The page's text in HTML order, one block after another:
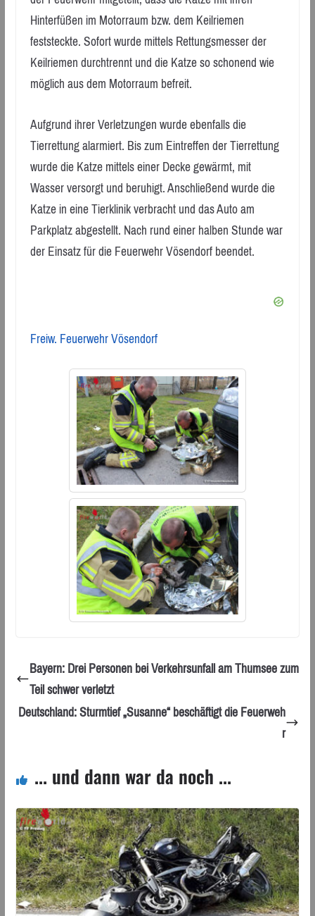
Hinterfüßen im Motorraum bzw. dem Keilriemen
feststeckte. Sofort wurde mittels Rettungsmesser der
Keilriemen durchtrennt und die Katze so schonend wie
möglich aus dem Motorraum befreit.
Aufgrund ihrer Verletzungen wurde ebenfalls die
Tierrettung alarmiert. Bis zum Eintreffen der Tierrettung
wurde die Katze mittels einer Decke gewärmt, mit
Wasser versorgt und beruhigt. Anschließend wurde die
Katze in eine Tierklinik verbracht und das Auto am
Parkplatz abgestellt. Nach rund einer halben Stunde war
der Einsatz für die Feuerwehr Vösendorf beendet.
Freiw. Feuerwehr Vösendorf
Bayern: Drei Personen bei Verkehrsunfall am Thumsee zum
Teil schwer verletzt
Deutschland: Sturmtief „Susanne“ beschäftigt die Feuerweh
r
... und dann war da noch ...